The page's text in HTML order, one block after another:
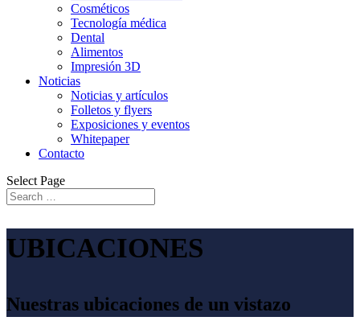
Cosméticos
Tecnología médica
Dental
Alimentos
Impresión 3D
Noticias
Noticias y artículos
Folletos y flyers
Exposiciones y eventos
Whitepaper
Contacto
Select Page
UBICACIONES
Nuestras ubicaciones de un vistazo